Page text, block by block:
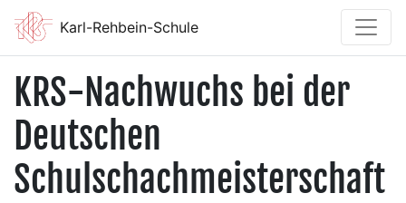
Karl-Rehbein-Schule
KRS-Nachwuchs bei der
Deutschen
Schulschachmeisterschaft